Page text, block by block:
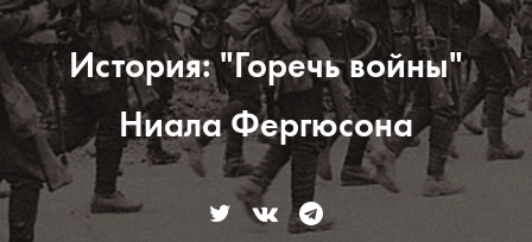
История: "Горечь войны"
Ниала Фергюсона